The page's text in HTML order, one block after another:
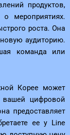
продуктов,
мероприятиях.
роста. Она
аудиторию.
команда или
Корее может
вашей цифровой
предоставляет
ее у Line